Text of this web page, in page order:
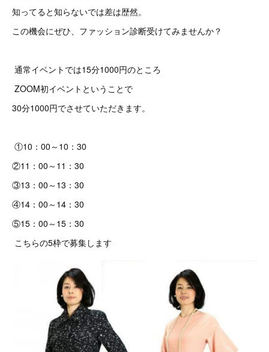
知ってると知らないでは差は歴然。
この機会にぜひ、ファッション診断受けてみませんか？
通常イベントでは15分1000円のところ
ZOOM初イベントということで
30分1000円でさせていただきます。
①10：00～10：30
②11：00～11：30
③13：00～13：30
④14：00～14：30
⑤15：00～15：30
こちらの5枠で募集します